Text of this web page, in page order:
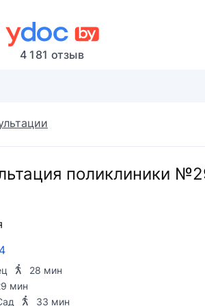
4 181 отзыв
поликлиники
28 мин
мин
33 мин